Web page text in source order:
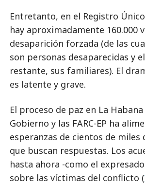
Entretanto, en el Registro
hay aproximadamente 160.000
desaparición forzada (de las
son personas desaparecidas y
restante, sus familiares). El
es latente y grave.
El proceso de paz en La
Gobierno y las FARC-EP ha
esperanzas de cientos de miles
que buscan respuestas. Los
hasta ahora -como el
sobre las víctimas del conflicto (